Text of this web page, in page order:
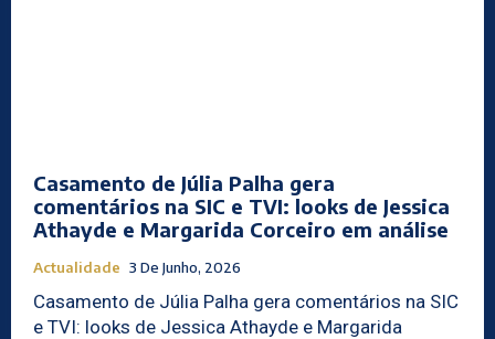
Casamento de Júlia Palha gera
comentários na SIC e TVI: looks de Jessica
Athayde e Margarida Corceiro em análise
Actualidade 3 De Junho, 2026
Casamento de Júlia Palha gera comentários na SIC
e TVI: looks de Jessica Athayde e Margarida